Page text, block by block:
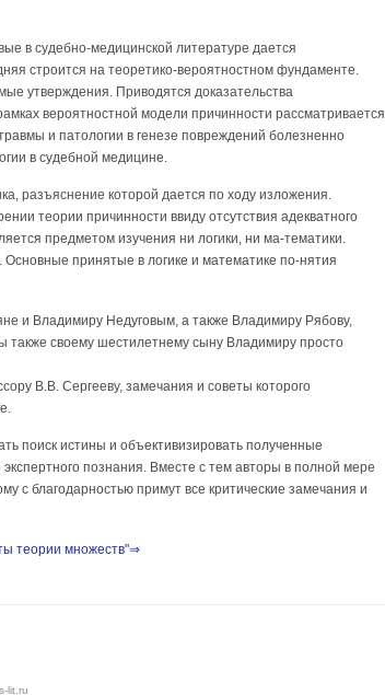
в судебно-медицинской литературе дается
строится на теоретико-вероятностном фундаменте.
утверждения. Приводятся доказательства
вероятностной модели причинности рассматривается
и патологии в генезе повреждений болезненно
в судебной медицине.
разъяснение которой дается по ходу изложения.
теории причинности ввиду отсутствия адекватного
предметом изучения ни логики, ни ма-тематики.
принятые в логике и математике по-нятия
и Владимиру Недуговым, а также Владимиру Рябову,
также своему шестилетнему сыну Владимиру просто
В.В. Сергееву, замечания и советы которого
поиск истины и объективизировать полученные
экспертного познания. Вместе с тем авторы в полной мере
с благодарностью примут все критические замечания и
теории множеств"⇒
lit.ru